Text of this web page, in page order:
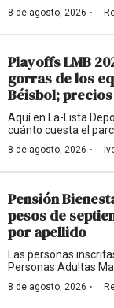
8 de agosto, 2026 ·
Playoffs LMB
gorras de los
Béisbol;
Aquí en La-Lista
cuánto cuesta el
8 de agosto, 2026 ·
Pensión
pesos de
por apellido
Las personas
Personas Adultas
8 de agosto, 2026 ·